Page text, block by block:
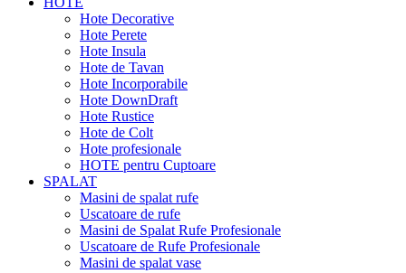
Hote Decorative
Hote Perete
Hote Insula
Hote de Tavan
Hote Incorporabile
Hote DownDraft
Hote Rustice
Hote de Colt
Hote profesionale
HOTE pentru Cuptoare
SPALAT
Masini de spalat rufe
Uscatoare de rufe
Masini de Spalat Rufe Profesionale
Uscatoare de Rufe Profesionale
Masini de spalat vase